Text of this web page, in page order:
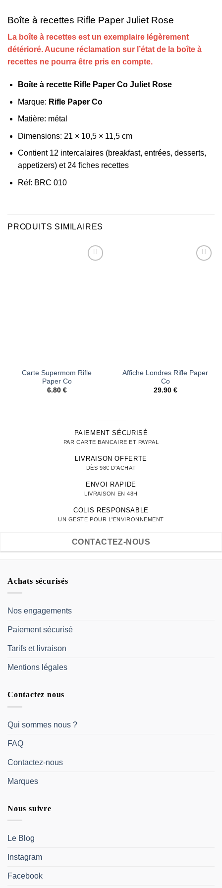
Boîte à recettes Rifle Paper Juliet Rose
La boîte à recettes est un exemplaire légèrement
détérioré. Aucune réclamation sur l’état de la boîte à
recettes ne pourra être pris en compte.
Boîte à recette Rifle Paper Co Juliet Rose
Marque: Rifle Paper Co
Matière: métal
Dimensions: 21 × 10,5 × 11,5 cm
Contient 12 intercalaires (breakfast, entrées, desserts,
appetizers) et 24 fiches recettes
Réf: BRC 010
PRODUITS SIMILAIRES
Carte Supermom Rifle
Paper Co
6.80 €
Affiche Londres Rifle Paper
Co
29.90 €
PAIEMENT SÉCURISÉ
PAR CARTE BANCAIRE ET PAYPAL
LIVRAISON OFFERTE
DÈS 98€ D'ACHAT
ENVOI RAPIDE
LIVRAISON EN 48H
COLIS RESPONSABLE
UN GESTE POUR L'ENVIRONNEMENT
CONTACTEZ-NOUS
Achats sécurisés
Nos engagements
Paiement sécurisé
Tarifs et livraison
Mentions légales
Contactez nous
Qui sommes nous ?
FAQ
Contactez-nous
Marques
Nous suivre
Le Blog
Instagram
Facebook